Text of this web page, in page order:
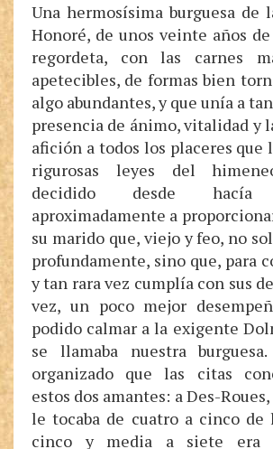
Una hermosísima burguesa de
Honoré, de unos veinte años
regordeta, con las carnes
apetecibles, de formas bien
algo abundantes, y que unía a
presencia de ánimo, vitalidad y
afición a todos los placeres que
rigurosas leyes del
decidido desde
aproximadamente a
su marido que, viejo y feo, no
profundamente, sino que, para
y tan rara vez cumplía con sus
vez, un poco mejor
podido calmar a la exigente
se llamaba nuestra
organizado que las citas
estos dos amantes: a Des-
le tocaba de cuatro a cinco de
cinco y media a siete era